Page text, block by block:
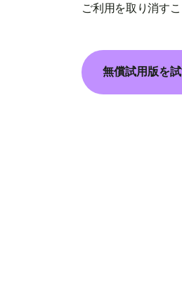
ご利用を取り消すこ
無償試用版を